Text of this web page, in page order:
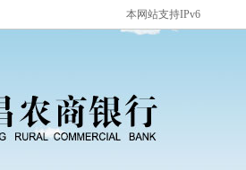
本网站支持IPv6